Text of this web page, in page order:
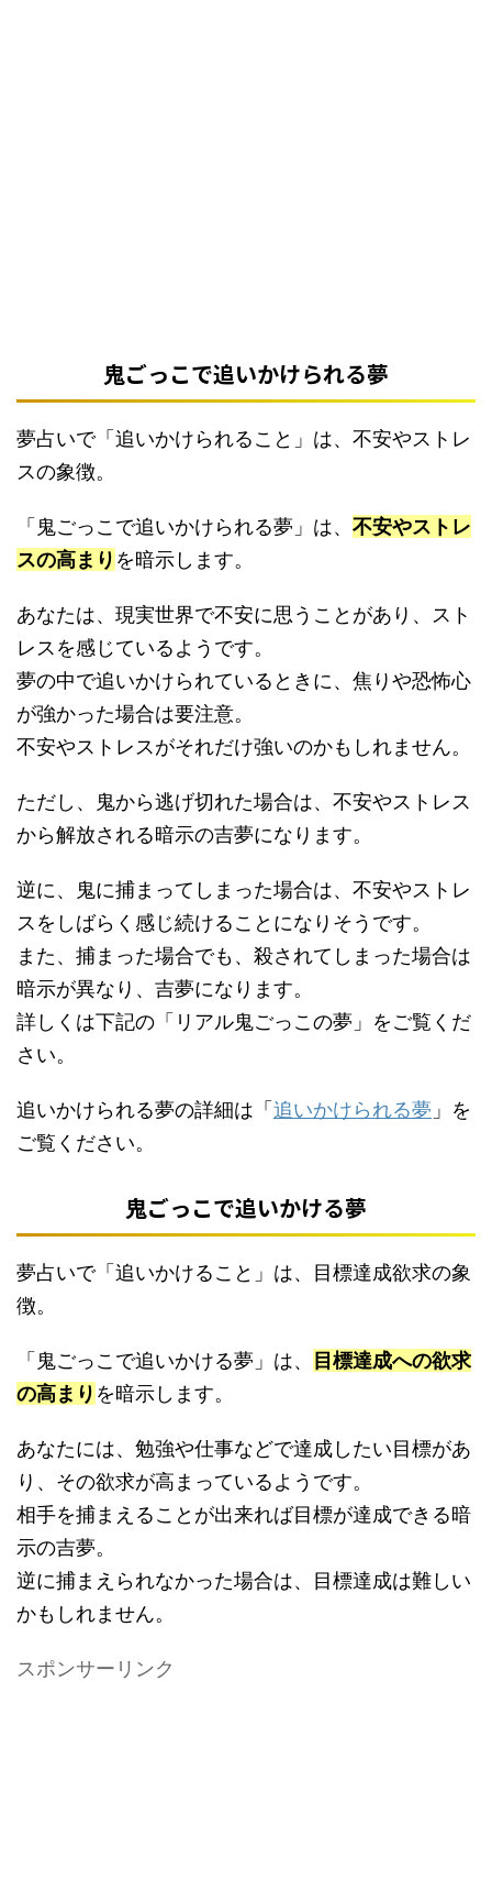
鬼ごっこで追いかけられる夢
夢占いで「追いかけられること」は、不安やストレ
スの象徴。
「鬼ごっこで追いかけられる夢」は、 不安やストレ
スの高まり を暗示します。
あなたは、現実世界で不安に思うことがあり、スト
レスを感じているようです。
夢の中で追いかけられているときに、焦りや恐怖心
が強かった場合は要注意。
不安やストレスがそれだけ強いのかもしれません。
ただし、鬼から逃げ切れた場合は、不安やストレス
から解放される暗示の吉夢になります。
逆に、鬼に捕まってしまった場合は、不安やストレ
スをしばらく感じ続けることになりそうです。
また、捕まった場合でも、殺されてしまった場合は
暗示が異なり、吉夢になります。
詳しくは下記の「リアル鬼ごっこの夢」をご覧くだ
さい。
追いかけられる夢の詳細は「 追いかけられる夢 」を
ご覧ください。
鬼ごっこで追いかける夢
夢占いで「追いかけること」は、目標達成欲求の象
徴。
「鬼ごっこで追いかける夢」は、
目標達成への欲求
の高まり を暗示します。
あなたには、勉強や仕事などで達成したい目標があ
り、その欲求が高まっているようです。
相手を捕まえることが出来れば目標が達成できる暗
示の吉夢。
逆に捕まえられなかった場合は、目標達成は難しい
かもしれません。
スポンサーリンク